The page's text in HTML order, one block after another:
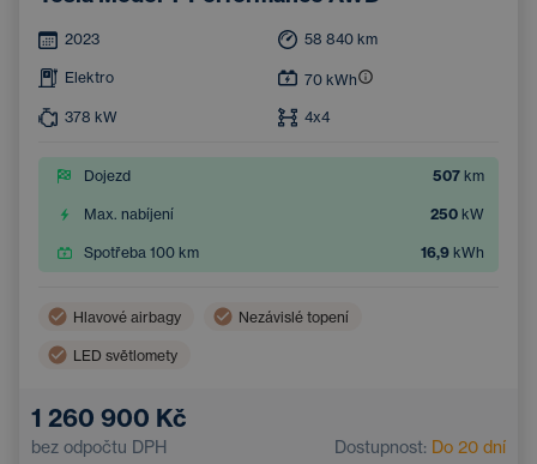
2023 58 840 km
Elektro 70 kWh
378 kW 4x4
Dojezd 507 km
Max. nabíjení 250 kW
Spotřeba 100 km 16,9 kWh
Hlavové airbagy Nezávislé topení
LED světlomety
Automatická klimatizace
1 260 900 Kč
bez odpočtu DPH Dostupnost: Do 20 dní